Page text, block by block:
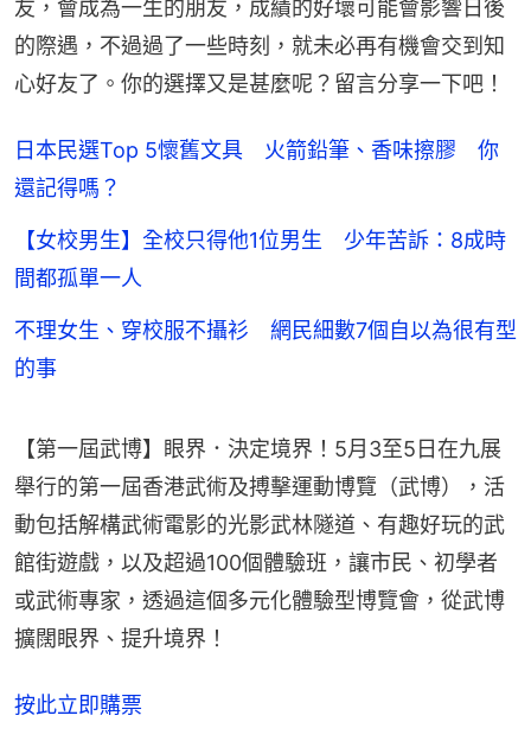
友，會成為一生的朋友，成績的好壞可能會影響日後
的際遇，不過過了一些時刻，就未必再有機會交到知
心好友了。你的選擇又是甚麼呢？留言分享一下吧！
日本民選Top 5懷舊文具 火箭鉛筆、香味擦膠 你
還記得嗎？
【女校男生】全校只得他1位男生 少年苦訴：8成時
間都孤單一人
不理女生、穿校服不攝衫 網民細數7個自以為很有型
的事
【第一屆武博】眼界．決定境界！5月3至5日在九展
舉行的第一屆香港武術及搏擊運動博覽（武博），活
動包括解構武術電影的光影武林隧道、有趣好玩的武
館街遊戲，以及超過100個體驗班，讓市民、初學者
或武術專家，透過這個多元化體驗型博覽會，從武博
擴闊眼界、提升境界！
按此立即購票